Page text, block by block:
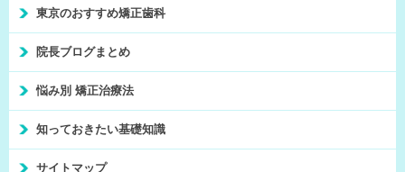
東京のおすすめ矯正歯科
院長ブログまとめ
悩み別 矯正治療法
知っておきたい基礎知識
サイトマップ